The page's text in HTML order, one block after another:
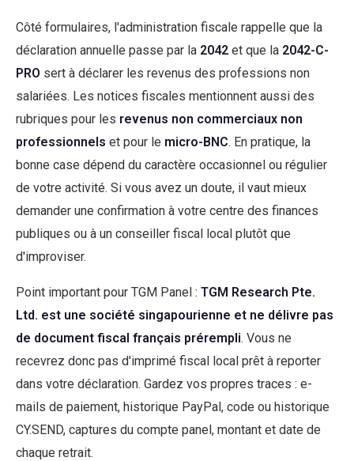
Côté formulaires, l'administration fiscale rappelle que la
déclaration annuelle passe par la 2042 et que la 2042-C-
PRO sert à déclarer les revenus des professions non
salariées. Les notices fiscales mentionnent aussi des
rubriques pour les revenus non commerciaux non
professionnels et pour le micro-BNC. En pratique, la
bonne case dépend du caractère occasionnel ou régulier
de votre activité. Si vous avez un doute, il vaut mieux
demander une confirmation à votre centre des finances
publiques ou à un conseiller fiscal local plutôt que
d'improviser.
Point important pour TGM Panel : TGM Research Pte.
Ltd. est une société singapourienne et ne délivre pas
de document fiscal français prérempli. Vous ne
recevrez donc pas d'imprimé fiscal local prêt à reporter
dans votre déclaration. Gardez vos propres traces : e-
mails de paiement, historique PayPal, code ou historique
CY.SEND, captures du compte panel, montant et date de
chaque retrait.